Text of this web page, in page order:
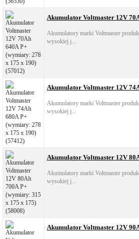
Akumulator Voltmaster 12V
Akumulatory marki Voltmaster
wysokiej j...
Akumulator Voltmaster 12V
Akumulatory marki Voltmaster
wysokiej j...
Akumulator Voltmaster 12V
Akumulatory marki Voltmaster
wysokiej j...
Akumulator Voltmaster 12V